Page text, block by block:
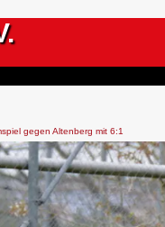
gegen Altenberg mit 6:1